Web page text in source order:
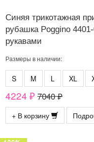
Синяя трикотажная
рубашка Poggino
рукавами
Размеры в наличии:
S M L XL
4224 ₽ 7040 ₽
+ В корзину